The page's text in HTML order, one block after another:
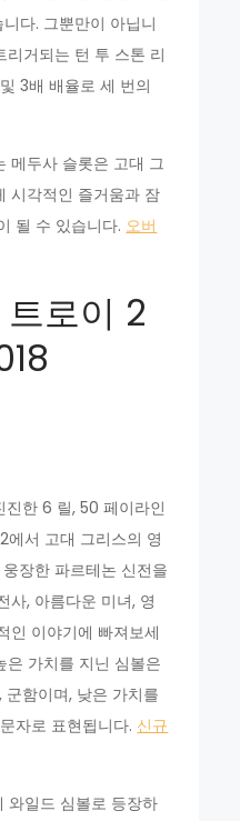
다. 그뿐만이 아닙니
리거되는 턴 투 스톤 리
3배 배율로 세 번의
메두사 슬롯은 고대 그
시각적인 즐거움과 잠
될 수 있습니다. 오버
로이 2
한 6 릴, 50 페이라인
에서 고대 그리스의 영
장한 파르테논 신전을
사, 아름다운 미녀, 영
인 이야기에 빠져보세
은 가치를 지닌 심볼은
함이며, 낮은 가치를
자로 표현됩니다. 신규
와일드 심볼로 등장하